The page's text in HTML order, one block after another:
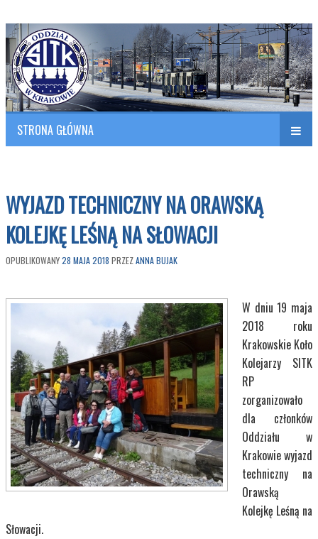
SITK RP Oddział w KRAKOWIE
Polish Association of Engineers & Technicians of Transportation
STRONA GŁÓWNA
WYJAZD TECHNICZNY NA ORAWSKĄ
KOLEJKĘ LEŚNĄ NA SŁOWACJI
OPUBLIKOWANY28 MAJA 2018 PRZEZANNA BUJAK
W dniu 19 maja
2018 roku
Krakowskie Koło
Kolejarzy SITK
RP
zorganizowało
dla członków
Oddziału w
Krakowie wyjazd
techniczny na
Orawską
Kolejkę Leśną na
Słowacji.